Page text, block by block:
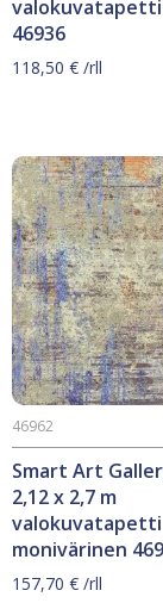
46936
118,50 € /rll
Smart Art
2,12 x 2,7 m
valokuvatapetti
monivärinen
46962
157,70 € /rll